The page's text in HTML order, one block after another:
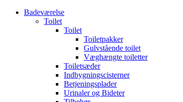
Badeværelse
Toilet
Toilet
Toiletpakker
Gulvstående toilet
Væghængte toiletter
Toiletsæder
Indbygningscisterner
Betjeningsplader
Urinaler og Bideter